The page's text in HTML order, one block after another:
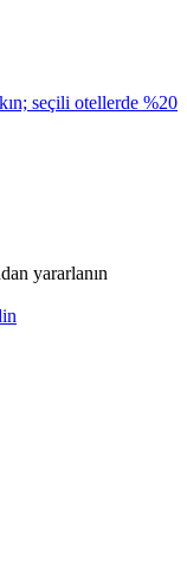
seçili otellerde %20
yararlanın